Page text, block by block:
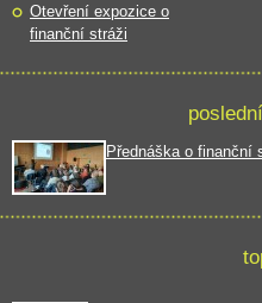
Otevření expozice o
finanční stráži
Přednáška o finanční